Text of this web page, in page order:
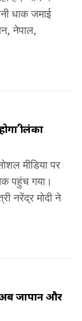
धाक जमाई
नेपाल,
श्रीलंका
मीडिया पर
पहुंच गया।
नरेंद्र मोदी ने
अब जापान और